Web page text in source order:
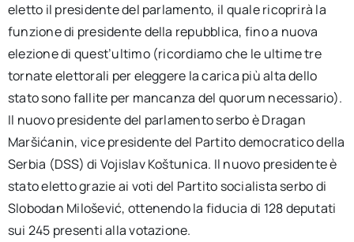
eletto il presidente del parlamento, il quale ricoprirà la
funzione di presidente della repubblica, fino a nuova
elezione di quest’ultimo (ricordiamo che le ultime tre
tornate elettorali per eleggere la carica più alta dello
stato sono fallite per mancanza del quorum necessario).
Il nuovo presidente del parlamento serbo è Dragan
Maršićanin, vice presidente del Partito democratico della
Serbia (DSS) di Vojislav Koštunica. Il nuovo presidente è
stato eletto grazie ai voti del Partito socialista serbo di
Slobodan Milošević, ottenendo la fiducia di 128 deputati
sui 245 presenti alla votazione.